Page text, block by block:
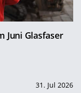
Juni Glasfaser
31. Jul 2026